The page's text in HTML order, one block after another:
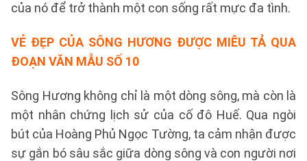
của nó để trở thành một con sống rất mực đa tình.
VẺ ĐẸP CỦA SÔNG HƯƠNG ĐƯỢC MIÊU TẢ QUA
ĐOẠN VĂN MẪU SỐ 10
Sông Hương không chỉ là một dòng sông, mà còn là
một nhân chứng lịch sử của cố đô Huế. Qua ngòi
bút của Hoàng Phủ Ngọc Tường, ta cảm nhận được
sự gắn bó sâu sắc giữa dòng sông và con người nơi